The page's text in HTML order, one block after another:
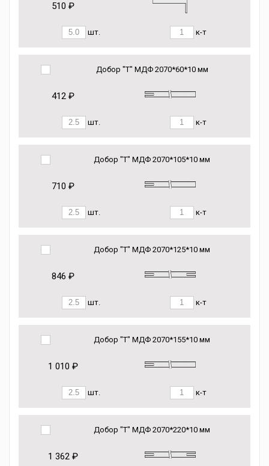
510 ₽
шт. к-т
Добор "Т" МДФ 2070*60*10 мм
412 ₽
шт. к-т
Добор "Т" МДФ 2070*105*10 мм
710 ₽
шт. к-т
Добор "Т" МДФ 2070*125*10 мм
846 ₽
шт. к-т
Добор "Т" МДФ 2070*155*10 мм
1 010 ₽
шт. к-т
Добор "Т" МДФ 2070*220*10 мм
1 362 ₽